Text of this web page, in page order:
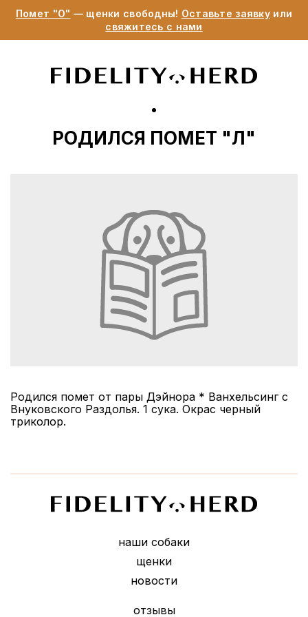
Помет "О" — щенки свободны! Оставьте заявкуили
свяжитесь с нами
РОДИЛСЯ ПОМЕТ "Л"
Родился помет от пары Дэйнора * Ванхельсинг с
Внуковского Раздолья. 1 сука. Окрас черный
триколор.
наши собаки
щенки
новости
отзывы